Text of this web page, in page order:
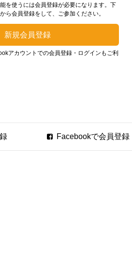
を使うには会員登録が必要になります。下
ら会員登録をして、ご参加ください。
アカウントでの会員登録・ログインもご利